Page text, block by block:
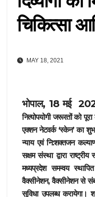
चिकित्सा
MAY 18, 2021
भोपाल, 18 मई
नित्योपयोगी जरूरतों को
एक्शन नेटवर्क ‘स्केन’ का
न्याय एवं नि:शक्तजन
सक्षम संस्था द्वारा
मध्यप्रदेश समन्वय
वैक्सीनेशन, वैक्सीनेशन से
सुविधा उपलब्ध